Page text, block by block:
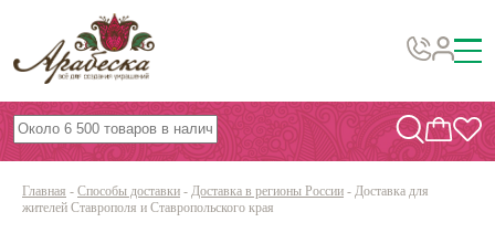
Бусины, подвески, декор
Бисер
Вышивка украшений
Главная - Способы доставки - Доставка в регионы России - Доставка для
жителей Ставрополя и Ставропольского края